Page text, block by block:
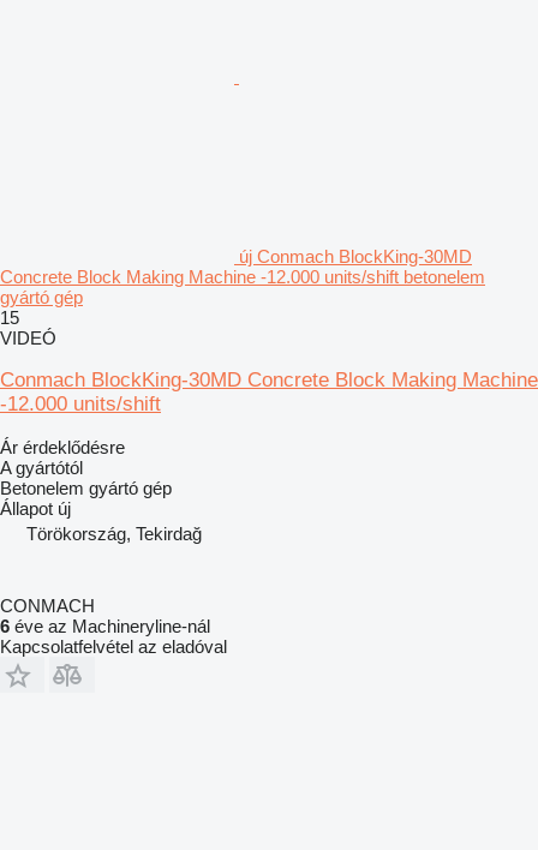
új Conmach BlockKing-30MD
Concrete Block Making Machine -12.000 units/shift betonelem
gyártó gép
15
VIDEÓ
Conmach BlockKing-30MD Concrete Block Making Machine
-12.000 units/shift
Ár érdeklődésre
A gyártótól
Betonelem gyártó gép
Állapot új
Törökország, Tekirdağ
CONMACH
6 éve az Machineryline-nál
Kapcsolatfelvétel az eladóval